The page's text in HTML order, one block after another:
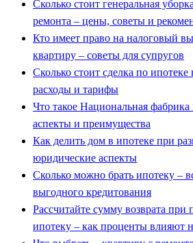
Сколько стоит генеральная
ремонта – цены, советы и
Кто имеет право на налоговый
квартиру – советы для супругов
Сколько стоит сделка по ипотеке
расходы и тарифы
Что такое Национальная
аспекты и преимущества
Как делить дом в ипотеке при
юридические аспекты
Сколько можно брать ипотеку –
выгодного кредитования
Рассчитайте сумму возврата при
ипотеку – как проценты влияют